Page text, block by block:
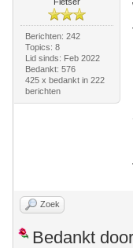
Berichten: 242
Topics: 8
Lid sinds: Feb 2022
Bedankt: 576
425 x bedankt in 222
berichten
Zoek
Bedankt